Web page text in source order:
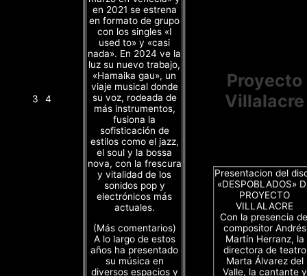
3 4
en 2021 se estrena
en formato de grupo
con los singles «I
used to» y «casi
nada». En 2024 ve la
luz su nuevo trabajo,
«Hamaika gau», un
viaje musical donde
su voz, rodeada de
más instrumentos,
fusiona la
sofisticación de
estilos como el jazz,
el soul y la bossa
nova, con la frescura
y vitalidad de los
sonidos pop y
electrónicos más
actuales.
(Más comentarios)
A lo largo de estos
años ha presentado
su música en
diversos espacios y
Proyecto
Villalacre
Presentacion del
«DESPOBLADOS»
PROYECTO
VILLALACRE
Con la presencia
compositor Andrés
Martín Herranz, la
directora de teatro
Marta Álvarez del
Valle, la cantante y